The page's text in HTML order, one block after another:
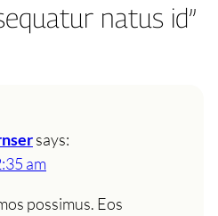
natus id”
says:
am
possimus. Eos